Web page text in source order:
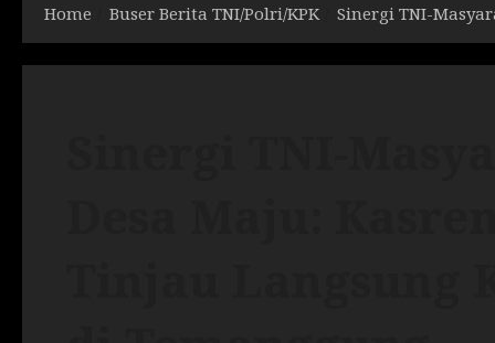
Home Buser Berita TNI/Polri/KPK Sinergi TNI-